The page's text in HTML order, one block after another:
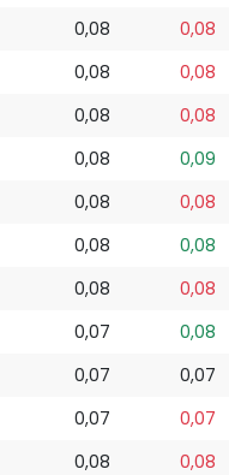
0,08 0,08
0,08 0,08
0,08 0,08
0,08 0,09
0,08 0,08
0,08 0,08
0,08 0,08
0,07 0,08
0,07 0,07
0,07 0,07
0,08 0,08